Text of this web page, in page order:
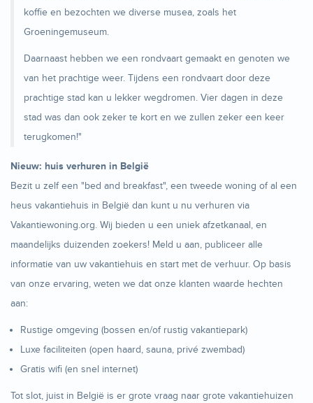
koffie en bezochten we diverse musea, zoals het
Groeningemuseum.
Daarnaast hebben we een rondvaart gemaakt en genoten we
van het prachtige weer. Tijdens een rondvaart door deze
prachtige stad kan u lekker wegdromen. Vier dagen in deze
stad was dan ook zeker te kort en we zullen zeker een keer
terugkomen!"
Nieuw: huis verhuren in België
Bezit u zelf een "bed and breakfast", een tweede woning of al een
heus vakantiehuis in België dan kunt u nu verhuren via
Vakantiewoning.org. Wij bieden u een uniek afzetkanaal, en
maandelijks duizenden zoekers! Meld u aan, publiceer alle
informatie van uw vakantiehuis en start met de verhuur. Op basis
van onze ervaring, weten we dat onze klanten waarde hechten
aan:
Rustige omgeving (bossen en/of rustig vakantiepark)
Luxe faciliteiten (open haard, sauna, privé zwembad)
Gratis wifi (en snel internet)
Tot slot, juist in België is er grote vraag naar grote vakantiehuizen